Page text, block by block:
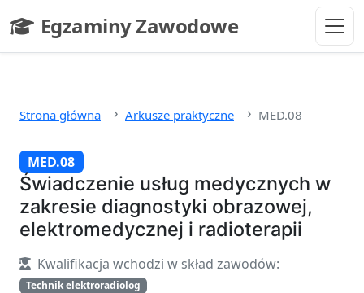
Egzaminy Zawodowe
- strona główna
Strona główna Arkusze praktyczne MED.08
MED.08
Świadczenie usług medycznych w
zakresie diagnostyki obrazowej,
elektromedycznej i radioterapii
Kwalifikacja wchodzi w skład zawodów:
Technik elektroradiolog